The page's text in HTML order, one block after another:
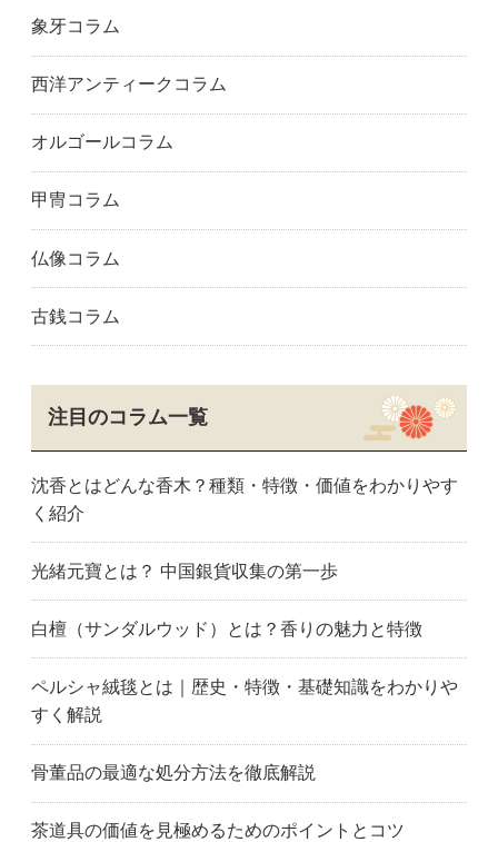
象牙コラム
西洋アンティークコラム
オルゴールコラム
甲冑コラム
仏像コラム
古銭コラム
注目のコラム一覧
沈香とはどんな香木？種類・特徴・価値をわかりやす
く紹介
光緒元寶とは？ 中国銀貨収集の第一歩
白檀（サンダルウッド）とは？香りの魅力と特徴
ペルシャ絨毯とは｜歴史・特徴・基礎知識をわかりや
すく解説
骨董品の最適な処分方法を徹底解説
茶道具の価値を見極めるためのポイントとコツ